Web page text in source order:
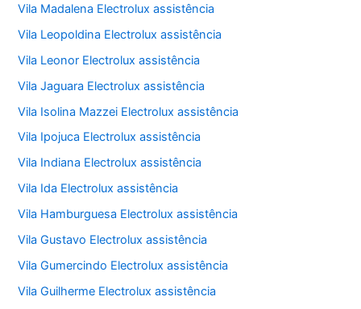
Vila Madalena Electrolux assistência
Vila Leopoldina Electrolux assistência
Vila Leonor Electrolux assistência
Vila Jaguara Electrolux assistência
Vila Isolina Mazzei Electrolux assistência
Vila Ipojuca Electrolux assistência
Vila Indiana Electrolux assistência
Vila Ida Electrolux assistência
Vila Hamburguesa Electrolux assistência
Vila Gustavo Electrolux assistência
Vila Gumercindo Electrolux assistência
Vila Guilherme Electrolux assistência